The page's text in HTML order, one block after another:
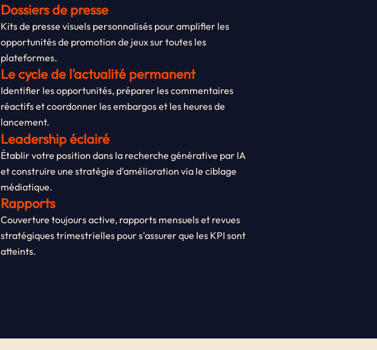
Dossiers de presse
Kits de presse visuels personnalisés pour amplifier les
opportunités de promotion de jeux sur toutes les
plateformes.
Le cycle de l'actualité permanent
Identifier les opportunités, préparer les commentaires
réactifs et coordonner les embargos et les heures de
lancement.
Leadership éclairé
Établir votre position dans la recherche générative par IA
et construire une stratégie d'amélioration via le ciblage
médiatique.
Rapports
Couverture toujours active, rapports mensuels et revues
stratégiques trimestrielles pour s'assurer que les KPI sont
atteints.